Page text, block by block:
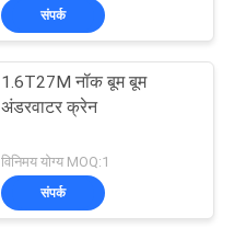
संपर्क
1.6T27M नॉक बूम बूम
अंडरवाटर क्रेन
विनिमय योग्य MOQ:1
संपर्क